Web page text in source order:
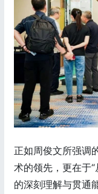
正如周俊文所强调
术的领先，更在于
的深刻理解与贯通